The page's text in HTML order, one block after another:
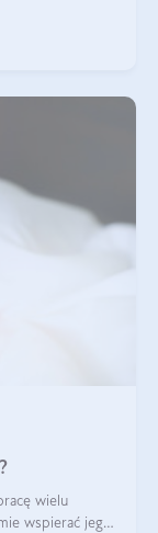
wielu
wspierać jego